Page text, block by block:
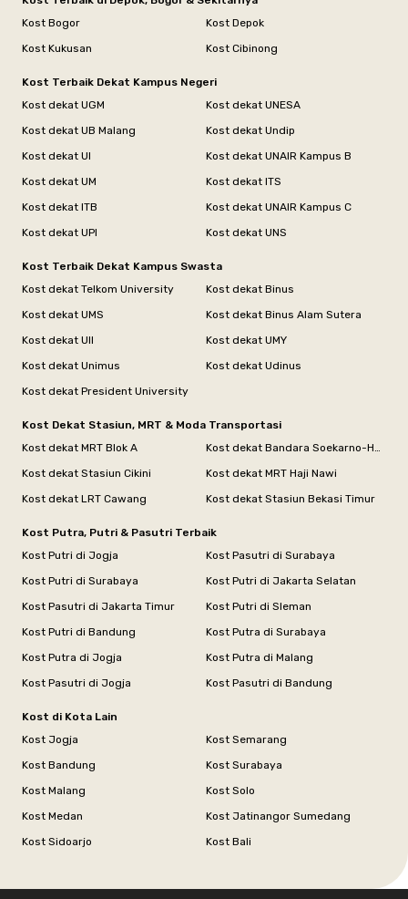
Kost Bogor
Kost Depok
Kost Kukusan
Kost Cibinong
Kost Terbaik Dekat Kampus Negeri
Kost dekat UGM
Kost dekat UNESA
Kost dekat UB Malang
Kost dekat Undip
Kost dekat UI
Kost dekat UNAIR Kampus B
Kost dekat UM
Kost dekat ITS
Kost dekat ITB
Kost dekat UNAIR Kampus C
Kost dekat UPI
Kost dekat UNS
Kost Terbaik Dekat Kampus Swasta
Kost dekat Telkom University
Kost dekat Binus
Kost dekat UMS
Kost dekat Binus Alam Sutera
Kost dekat UII
Kost dekat UMY
Kost dekat Unimus
Kost dekat Udinus
Kost dekat President University
Kost Dekat Stasiun, MRT & Moda Transportasi
Kost dekat MRT Blok A
Kost dekat Bandara Soekarno-Hatta
Kost dekat Stasiun Cikini
Kost dekat MRT Haji Nawi
Kost dekat LRT Cawang
Kost dekat Stasiun Bekasi Timur
Kost Putra, Putri & Pasutri Terbaik
Kost Putri di Jogja
Kost Pasutri di Surabaya
Kost Putri di Surabaya
Kost Putri di Jakarta Selatan
Kost Pasutri di Jakarta Timur
Kost Putri di Sleman
Kost Putri di Bandung
Kost Putra di Surabaya
Kost Putra di Jogja
Kost Putra di Malang
Kost Pasutri di Jogja
Kost Pasutri di Bandung
Kost di Kota Lain
Kost Jogja
Kost Semarang
Kost Bandung
Kost Surabaya
Kost Malang
Kost Solo
Kost Medan
Kost Jatinangor Sumedang
Kost Sidoarjo
Kost Bali